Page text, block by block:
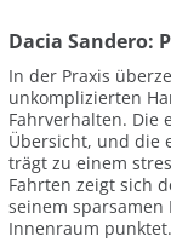
Dacia Sandero:
In der Praxis
unkomplizierten
Fahrverhalten. Die
Übersicht, und die
trägt zu einem
Fahrten zeigt sich
seinem
Innenraum punktet.